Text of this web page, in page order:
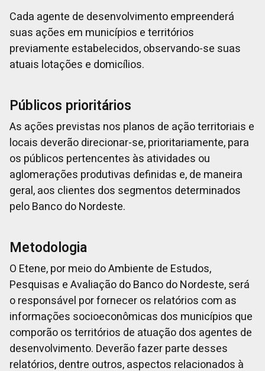
Cada agente de desenvolvimento empreenderá
suas ações em municípios e territórios
previamente estabelecidos, observando-se suas
atuais lotações e domicílios.
Públicos prioritários
As ações previstas nos planos de ação territoriais e
locais deverão direcionar-se, prioritariamente, para
os públicos pertencentes às atividades ou
aglomerações produtivas definidas e, de maneira
geral, aos clientes dos segmentos determinados
pelo Banco do Nordeste.
Metodologia
O Etene, por meio do Ambiente de Estudos,
Pesquisas e Avaliação do Banco do Nordeste, será
o responsável por fornecer os relatórios com as
informações socioeconômicas dos municípios que
comporão os territórios de atuação dos agentes de
desenvolvimento. Deverão fazer parte desses
relatórios, dentre outros, aspectos relacionados à